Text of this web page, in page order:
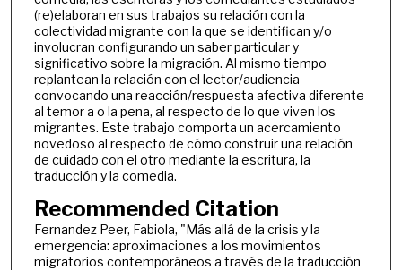
(re)elaboran en sus trabajos su relación con la
colectividad migrante con la que se identifican y/o
involucran configurando un saber particular y
significativo sobre la migración. Al mismo tiempo
replantean la relación con el lector/audiencia
convocando una reacción/respuesta afectiva diferente
al temor a o la pena, al respecto de lo que viven los
migrantes. Este trabajo comporta un acercamiento
novedoso al respecto de cómo construir una relación
de cuidado con el otro mediante la escritura, la
traducción y la comedia.
Recommended Citation
Fernandez Peer, Fabiola, "Más allá de la crisis y la
emergencia: aproximaciones a los movimientos
migratorios contemporáneos a través de la traducción